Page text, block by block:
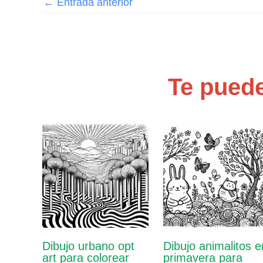
← Entrada anterior
Te
Dibujo urbano opt
art para colorear
Dibujo animalitos
primavera para